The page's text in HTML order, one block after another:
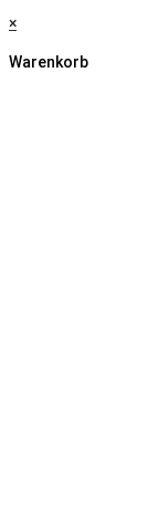
×
Warenkorb